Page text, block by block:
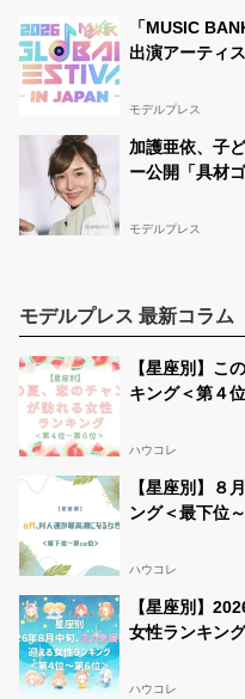
「MUSIC
出演アーティ
モデルプレス
加護亜依、子
ー公開「具材
モデルプレス
モデルプレス 最新コラム
【星座別】こ
キング＜第４
ハウコレ
【星座別】８
ング＜最下位
ハウコレ
【星座別】
女性ランキン
ハウコレ